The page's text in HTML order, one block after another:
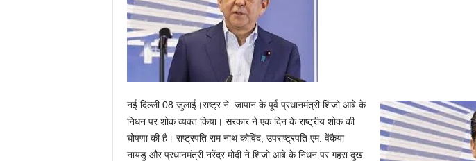
नई दिल्ली 08 जुलाई।राष्ट्र ने जापान के पूर्व प्रधानमंत्री शिंजो आबे के
निधन पर शोक व्यक्त किया। सरकार ने एक दिन के राष्‍ट्रीय शोक की
घोषणा की है। राष्‍ट्रपति राम नाथ कोविंद, उपराष्‍ट्रपति एम. वेंकैया
नायडु और प्रधानमंत्री नरेंद्र मोदी ने शिंजो आबे के निधन पर गहरा दुख